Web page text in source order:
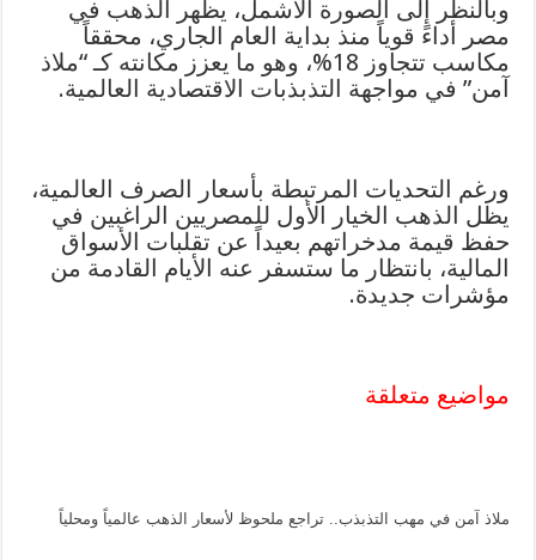
وبالنظر إلى الصورة الأشمل، يظهر الذهب في
مصر أداءً قوياً منذ بداية العام الجاري، محققاً
مكاسب تتجاوز 18%، وهو ما يعزز مكانته كـ “ملاذ
آمن” في مواجهة التذبذبات الاقتصادية العالمية.
ورغم التحديات المرتبطة بأسعار الصرف العالمية،
يظل الذهب الخيار الأول للمصريين الراغبين في
حفظ قيمة مدخراتهم بعيداً عن تقلبات الأسواق
المالية، بانتظار ما ستسفر عنه الأيام القادمة من
مؤشرات جديدة.
مواضيع متعلقة
ملاذ آمن في مهب التذبذب.. تراجع ملحوظ لأسعار الذهب عالمياً ومحلياً